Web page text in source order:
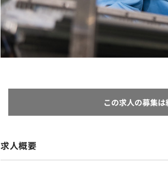
この求人の募集
求人概要